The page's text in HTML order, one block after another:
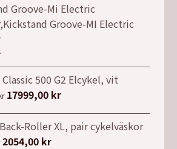
Groove-Mi Electric
Groove-MI Electric
Det
nuvarande
priset
är:
39,00 kr.
500 G2 Elcykel, vit
Det
priset
var:
17999,00 krDet
priset
Roller XL, pair cykelväskor
Det
2054,00 krDet